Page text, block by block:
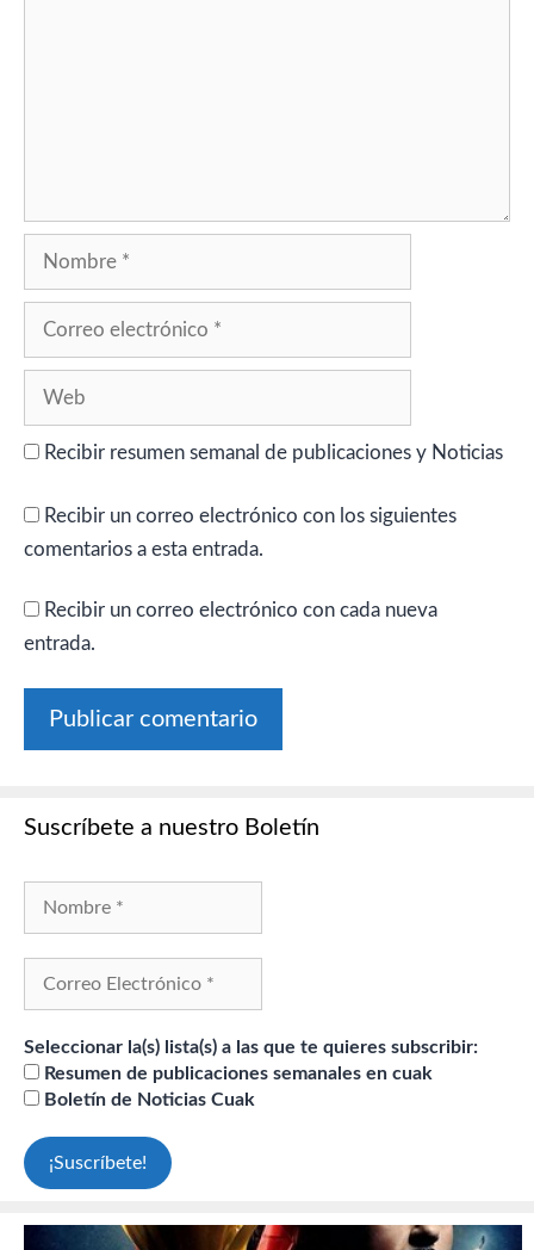
Recibir resumen semanal de publicaciones y Noticias
Recibir un correo electrónico con los siguientes
comentarios a esta entrada.
Recibir un correo electrónico con cada nueva
entrada.
Suscríbete a nuestro Boletín
Seleccionar la(s) lista(s) a las que te quieres subscribir:
Resumen de publicaciones semanales en cuak
Boletín de Noticias Cuak